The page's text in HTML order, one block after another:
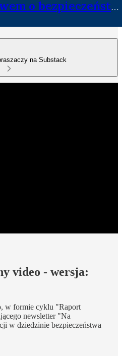
Na celowniku - słowem o bezpieczeństwie
na Substack
video - wersja:
w formie cyklu "Raport
newsletter "Na
w dziedzinie bezpieczeństwa